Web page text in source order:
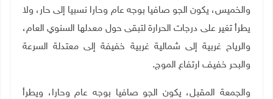
والخميس، يكون الجو صافيا بوجه عام وحارا نسبيا إلى حار، ولا
يطرأتغير على درجات الحرارة لتبقى حول معدلها السنوي العام،
والرياح غربية إلى شمالية غربية خفيفة إلى معتدلة السرعة
والبحر خفيف ارتفاع الموج.
والجمعة المقبل، يكون الجو صافيا بوجه عام وحارا، ويطرأ